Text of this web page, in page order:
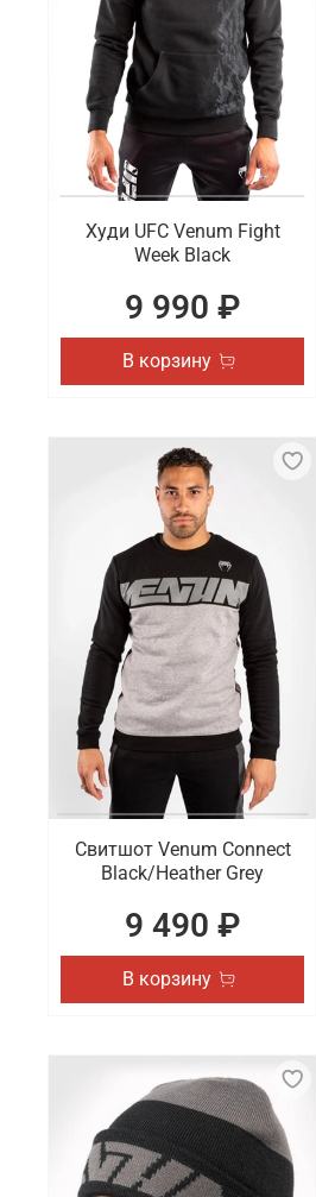
Худи UFC Venum Fight
Week Black
9 990 ₽
В корзину
Свитшот Venum Connect
Black/Heather Grey
9 490 ₽
В корзину